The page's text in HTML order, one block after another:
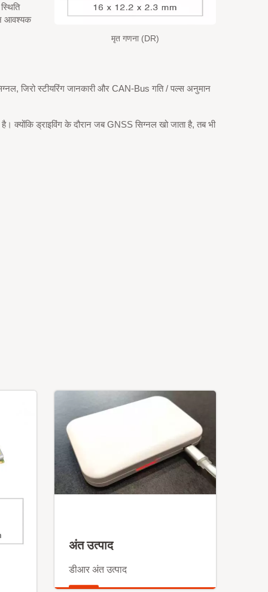
मृत गणना (DR)
आवश्यक
जिरो स्टीयरिंग जानकारी और CAN-Bus गति / पल्स अनुमान
क्योंकि ड्राइविंग के दौरान जब GNSS सिग्नल खो जाता है, तब भी
अंत उत्पाद
डीआर अंत उत्पाद